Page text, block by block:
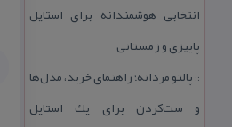
انتخابی هوشمندانه برای استایل
پاییزی و زمستانی
:: پالتو مردانه؛ راهنمای خرید، مدل‌ها
و ست‌كردن برای یك استایل